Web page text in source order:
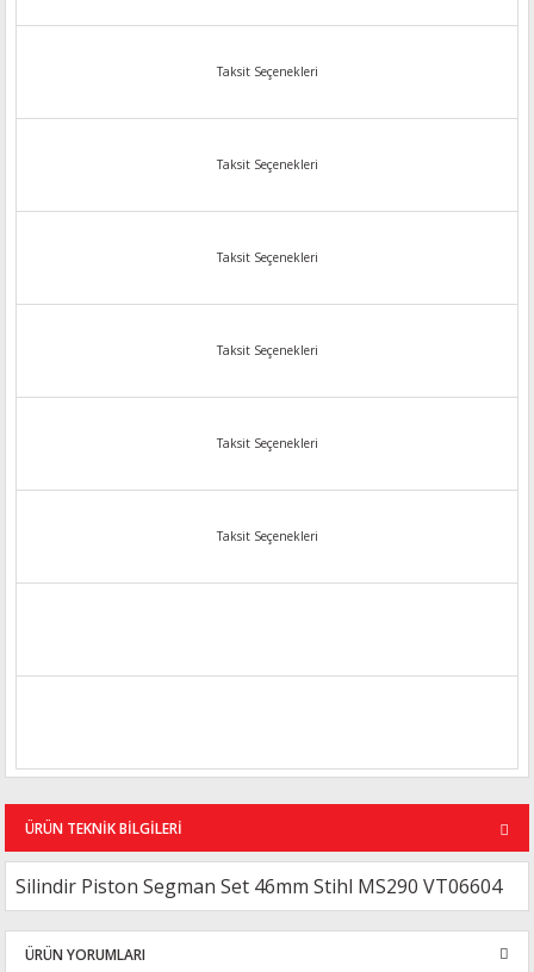
Taksit Seçenekleri
Taksit Seçenekleri
Taksit Seçenekleri
Taksit Seçenekleri
Taksit Seçenekleri
Taksit Seçenekleri
ÜRÜN TEKNİK BİLGİLERİ
Silindir Piston Segman Set 46mm Stihl MS290 VT06604
ÜRÜN YORUMLARI